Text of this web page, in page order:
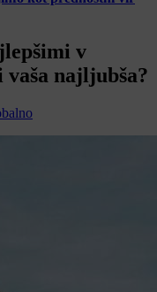
v
najljubša?